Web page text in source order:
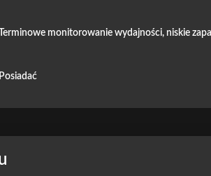
Terminowe monitorowanie wydajności, niskie
Posiadać